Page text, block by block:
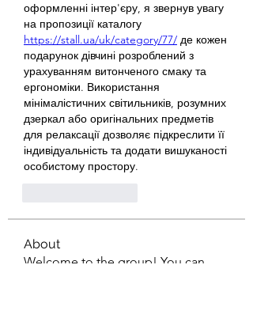
оформленні інтер'єру, я звернув увагу
https://stall.ua/uk/category/77/ де кожен
подарунок дівчині розроблений з
урахуванням витонченого смаку та
ергономіки. Використання
мінімалістичних світильників, розумних
дзеркал або оригінальних предметів
для релаксації дозволяє підкреслити її
індивідуальність та додати вишуканості
особистому простору.
About
Welcome to the group! You can